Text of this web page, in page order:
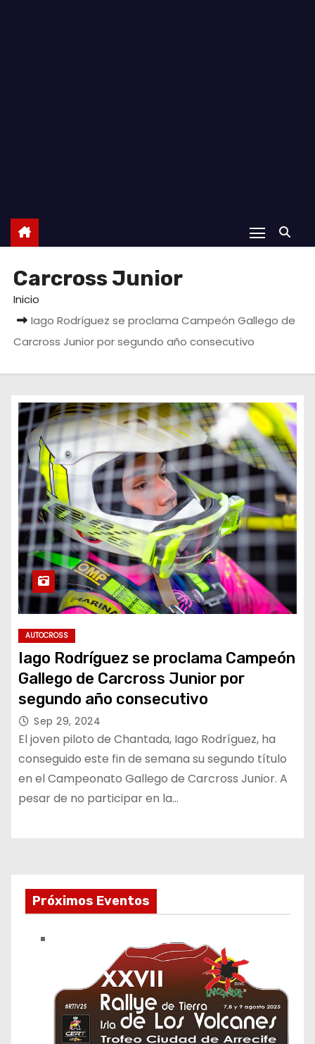
Carcross Junior
Inicio
Iago Rodríguez se proclama Campeón Gallego de
Carcross Junior por segundo año consecutivo
AUTOCROSS
Iago Rodríguez se proclama Campeón
Gallego de Carcross Junior por
segundo año consecutivo
Sep 29, 2024
El joven piloto de Chantada, Iago Rodríguez, ha
conseguido este fin de semana su segundo título
en el Campeonato Gallego de Carcross Junior. A
pesar de no participar en la…
Próximos Eventos